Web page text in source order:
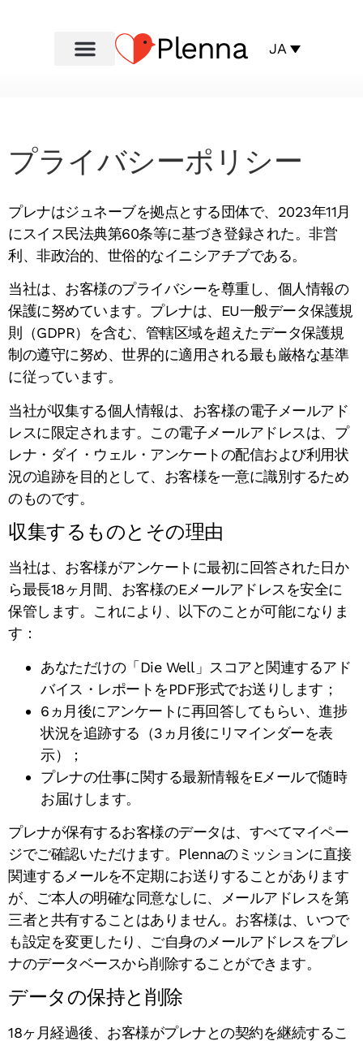
Plenna JA
プライバシーポリシー
プレナはジュネーブを拠点とする団体で、2023年11月
にスイス民法典第60条等に基づき登録された。非営
利、非政治的、世俗的なイニシアチブである。
当社は、お客様のプライバシーを尊重し、個人情報の
保護に努めています。プレナは、EU一般データ保護規
則（GDPR）を含む、管轄区域を超えたデータ保護規
制の遵守に努め、世界的に適用される最も厳格な基準
に従っています。
当社が収集する個人情報は、お客様の電子メールアド
レスに限定されます。この電子メールアドレスは、プ
レナ・ダイ・ウェル・アンケートの配信および利用状
況の追跡を目的として、お客様を一意に識別するため
のものです。
収集するものとその理由
当社は、お客様がアンケートに最初に回答された日か
ら最長18ヶ月間、お客様のEメールアドレスを安全に
保管します。これにより、以下のことが可能になりま
す：
あなただけの「Die Well」スコアと関連するアド
バイス・レポートをPDF形式でお送りします；
6ヵ月後にアンケートに再回答してもらい、進捗
状況を追跡する（3ヵ月後にリマインダーを表
示）；
プレナの仕事に関する最新情報をEメールで随時
お届けします。
プレナが保有するお客様のデータは、すべてマイペー
ジでご確認いただけます。Plennaのミッションに直接
関連するメールを不定期にお送りすることがあります
が、ご本人の明確な同意なしに、メールアドレスを第
三者と共有することはありません。お客様は、いつで
も設定を変更したり、ご自身のメールアドレスをプレ
ナのデータベースから削除することができます。
データの保持と削除
18ヶ月経過後、お客様がプレナとの契約を継続するこ